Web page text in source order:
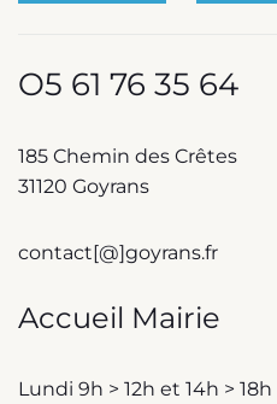
O5 61 76 35 64
185 Chemin des Crêtes
31120 Goyrans
contact[@]goyrans.fr
Accueil Mairie
Lundi 9h > 12h et 14h > 18h